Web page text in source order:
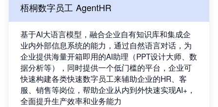
梧桐数字员工 AgentHR
基于AI大语言模型，融合企业自有知识库和集成企
业内外部信息系统的能力，通过自然语言对话，为
企业提供海量开箱即用的AI助理（PPT设计大师、数
据分析等），同时提供一个低门槛的平台，企业可
快速构建各类快速数字员工来辅助企业的HR、客
服、销售等岗位，帮助企业从内到外快速实现AI+，
全面提升生产效率和业务能力